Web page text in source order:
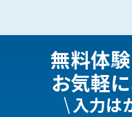
無料体
お気軽
\ 入力は